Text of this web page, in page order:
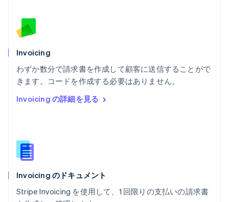
Invoicing
わずか数分で請求書を作成して顧客に送信することがで
きます。コードを作成する必要はありません。
Invoicing の詳細を見る
Invoicing のドキュメント
Stripe Invoicing を使用して、1 回限りの支払いの請求書
English
ベルギー
ポーランド
English
ポルトガル
PortuguêsEnglish
English
Español
ラトビア
リトアニア
リヒテンシュタイン